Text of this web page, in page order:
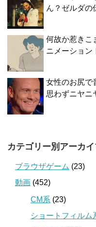
ん？ゼルダの
何故か惹きこ
ニメーション
女性のお尻で
思わずニヤニ
カテゴリー別アーカ
ブラウザゲーム (23)
動画 (452)
CM系 (23)
ショートフィルム